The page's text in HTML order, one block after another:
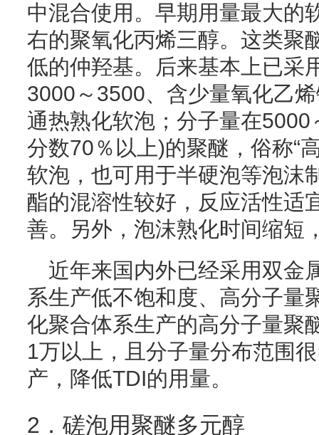
中混合使用。早期用量最大的
右的聚氧化丙烯三醇。这类聚
低的仲羟基。后来基本上已采
3000～3500、含少量氧化乙
通热熟化软泡；分子量在
分数70％以上)的聚醚，俗称“
软泡，也可用于半硬泡等泡沫
酯的混溶性较好，反应活性适
善。另外，泡沫熟化时间缩短
近年来国内外已经采用双金
系生产低不饱和度、高分子量
化聚合体系生产的高分子量聚
1万以上，且分子量分布范围
产，降低TDI的用量。
2．磋泡用聚醚多元醇